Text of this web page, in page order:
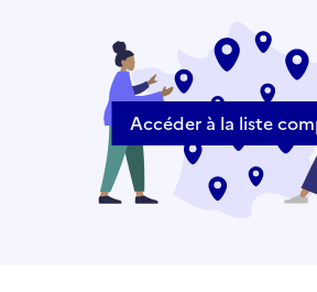
Accéder à la liste